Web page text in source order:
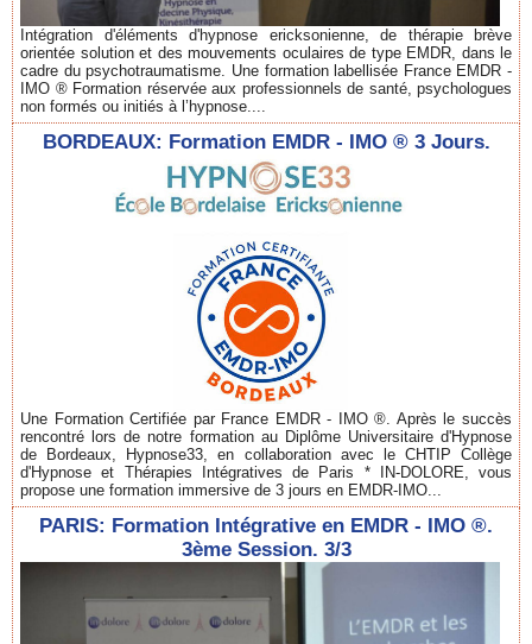
Intégration d'éléments d'hypnose ericksonienne, de thérapie brève
orientée solution et des mouvements oculaires de type EMDR, dans le
cadre du psychotraumatisme. Une formation labellisée France EMDR -
IMO ® Formation réservée aux professionnels de santé, psychologues
non formés ou initiés à l’hypnose....
BORDEAUX: Formation EMDR - IMO ® 3 Jours.
Une Formation Certifiée par France EMDR - IMO ®. Après le succès
rencontré lors de notre formation au Diplôme Universitaire d'Hypnose
de Bordeaux, Hypnose33, en collaboration avec le CHTIP Collège
d'Hypnose et Thérapies Intégratives de Paris * IN-DOLORE, vous
propose une formation immersive de 3 jours en EMDR-IMO...
PARIS: Formation Intégrative en EMDR - IMO ®.
3ème Session. 3/3